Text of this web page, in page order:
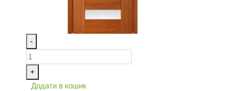
-
+
Додати в кошик